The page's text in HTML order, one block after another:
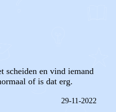
scheiden en vind iemand
of is dat erg.
29-11-2022